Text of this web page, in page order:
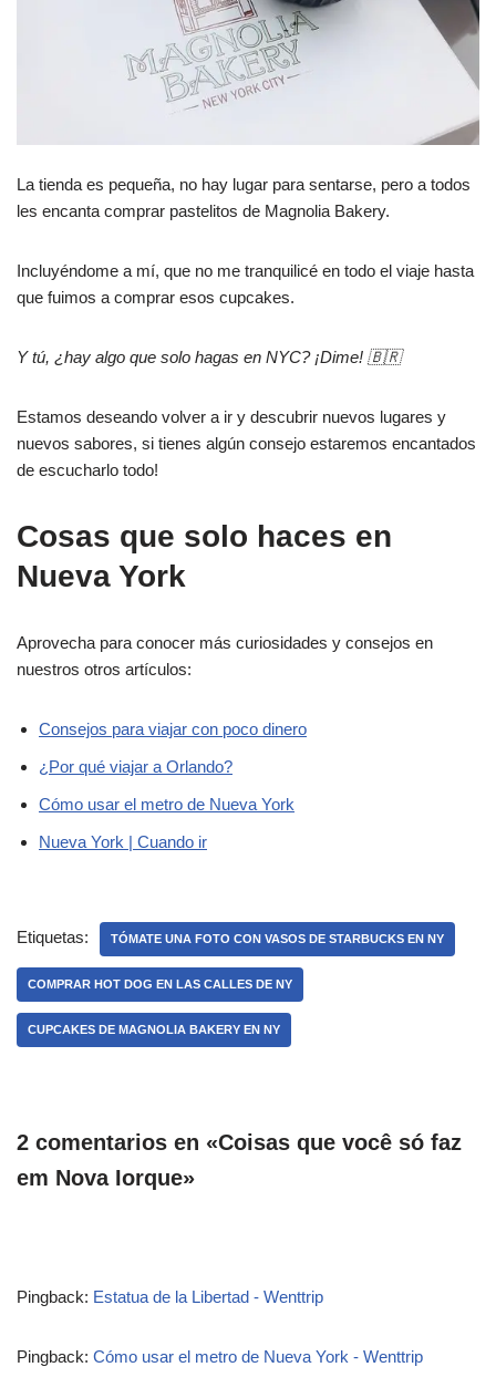
La tienda es pequeña, no hay lugar para sentarse, pero a todos
les encanta comprar pastelitos de Magnolia Bakery.
Incluyéndome a mí, que no me tranquilicé en todo el viaje hasta
que fuimos a comprar esos cupcakes.
Y tú, ¿hay algo que solo hagas en NYC? ¡Dime! 🇧🇷
Estamos deseando volver a ir y descubrir nuevos lugares y
nuevos sabores, si tienes algún consejo estaremos encantados
de escucharlo todo!
Cosas que solo haces en
Nueva York
Aprovecha para conocer más curiosidades y consejos en
nuestros otros artículos:
Consejos para viajar con poco dinero
¿Por qué viajar a Orlando?
Cómo usar el metro de Nueva York
Nueva York | Cuando ir
Etiquetas: TÓMATE UNA FOTO CON VASOS DE STARBUCKS EN NY
COMPRAR HOT DOG EN LAS CALLES DE NY
CUPCAKES DE MAGNOLIA BAKERY EN NY
2 comentarios en «Coisas que você só faz
em Nova Iorque»
Pingback: Estatua de la Libertad - Wenttrip
Pingback: Cómo usar el metro de Nueva York - Wenttrip